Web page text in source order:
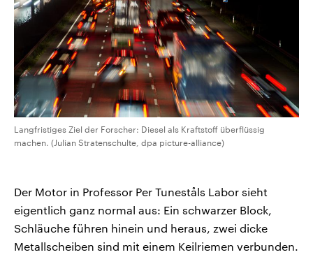
Langfristiges Ziel der Forscher: Diesel als Kraftstoff überflüssig
machen. (Julian Stratenschulte, dpa picture-alliance)
Der Motor in Professor Per Tuneståls Labor sieht
eigentlich ganz normal aus: Ein schwarzer Block,
Schläuche führen hinein und heraus, zwei dicke
Metallscheiben sind mit einem Keilriemen verbunden.